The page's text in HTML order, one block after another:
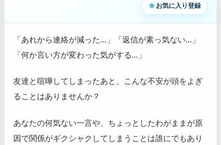
☆お気に入り登録
「あれから連絡が減った…」「返信が素っ気ない…」
「何か言い方が変わった気がする…」
友達と喧嘩してしまったあと、こんな不安が頭をよぎ
ることはありませんか？
あなたの何気ない一言や、ちょっとしたわがままが原
因で関係がギクシャクしてしまうことは誰にでもあり